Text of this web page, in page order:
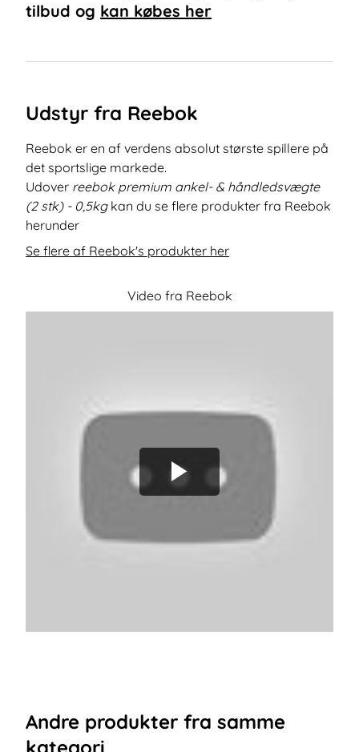
tilbud og kan købes her
Udstyr fra Reebok
Reebok er en af verdens absolut største spillere på
det sportslige markede.
Udover reebok premium ankel- & håndledsvægte
(2 stk) - 0,5kgkan du se flere produkter fra Reebok
herunder
Se flere af Reebok's produkter her
Video fra Reebok
Andre produkter fra samme
kategori